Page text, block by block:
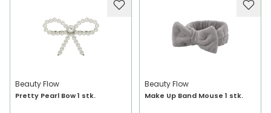
Beauty Flow
Pretty Pearl Bow 1 stk.
Beauty Flow
Make Up Band Mouse 1 stk.